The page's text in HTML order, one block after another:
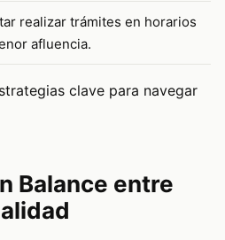
realizar trámites en horarios
afluencia.
clave para navegar
Balance entre